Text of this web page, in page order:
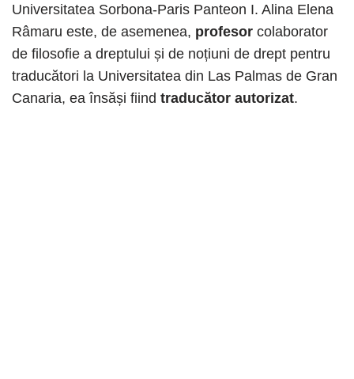
Universitatea Sorbona-Paris Panteon I. Alina Elena
Râmaru este, de asemenea, profesor colaborator
de filosofie a dreptului și de noțiuni de drept pentru
traducători la Universitatea din Las Palmas de Gran
Canaria, ea însăși fiind traducător autorizat.